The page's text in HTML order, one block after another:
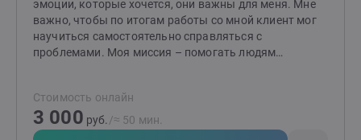
эмоции, которые хочется, они важны для меня. Мне
важно, чтобы по итогам работы со мной клиент мог
научиться самостоятельно справляться с
проблемами. Моя миссия – помогать людям
работы вам отзываются, то буду рада видеть вас на
консультациях. Я работаю индивидуально и в паре от
16 лет (с согласия родителей). НЕ работаю с: теми, кто
Стоимость онлайн
3 000 руб. /≈ 50 мин.